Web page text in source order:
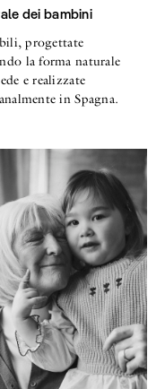
dei bambini
progettate
la forma naturale
e realizzate
in Spagna.